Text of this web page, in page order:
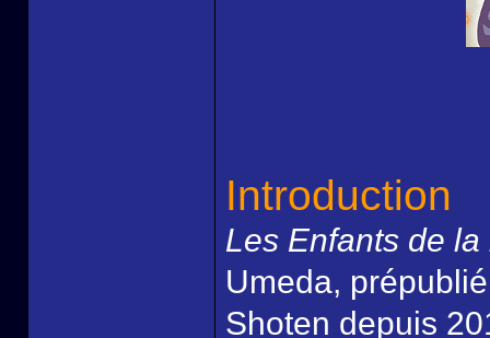
Introduction
Les Enfants de
Umeda,
Shoten depuis